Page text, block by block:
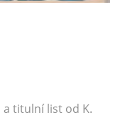
a titulní list od K.